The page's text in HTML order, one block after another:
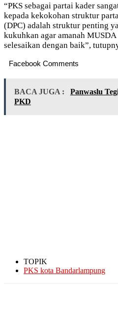
“PKS sebagai partai kader
kepada kekokohan struktur
(DPC) adalah struktur penting
kukuhkan agar amanah
selesaikan dengan baik”,
Facebook Comments
BACA JUGA :
Panwaslu
PKD
TOPIK
PKS kota Bandarlampung